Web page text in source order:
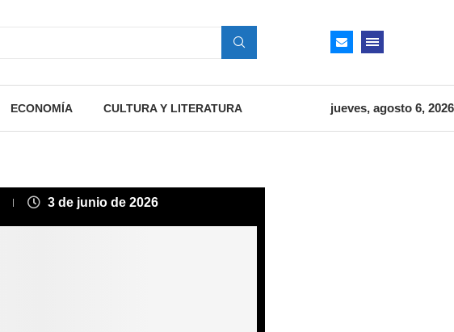
ECONOMÍA CULTURA Y LITERATURA jueves, agosto 6, 2026
3 de junio de 2026